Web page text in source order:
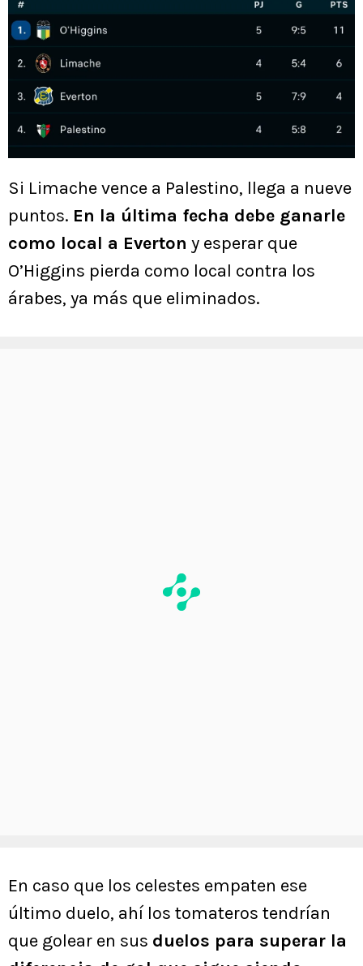
Si Limache vence a Palestino, llega a nueve
puntos. En la última fecha debe ganarle
como local a Everton y esperar que
O’Higgins pierda como local contra los
árabes, ya más que eliminados.
En caso que los celestes empaten ese
último duelo, ahí los tomateros tendrían
que golear en sus duelos para superar la